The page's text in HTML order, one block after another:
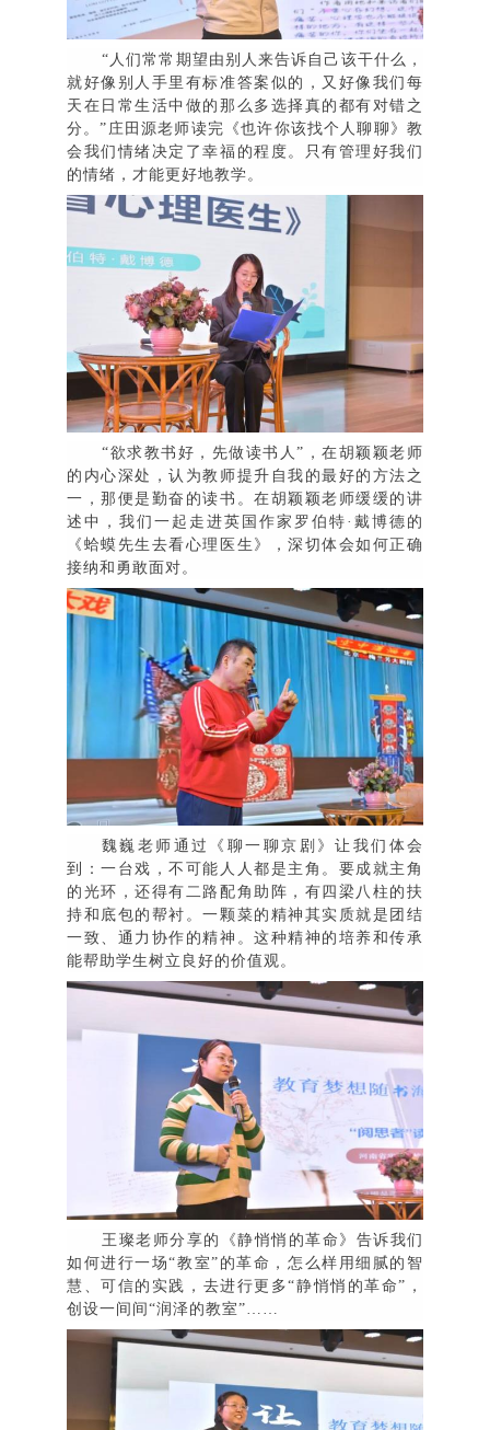
“ 人们常常期望由别人来告诉自己该干什么，
就好像别人手里有标准答案似的，又好像我们每
天在日常生活中做的那么多选择真的都有对错之
分 。” 庄田源老师读完 《也许你该找个人聊聊》教
会我们情绪决定了幸福的程度。只有管理好我们
的情绪，才能更好地教学。
“欲求教书好，先做读书人” ，在胡颖颖老师
的内心深处，认为教师提升自我的最好的方法之
一，那便是勤奋的读书。在胡颖颖老师缓缓的讲
述中，我们一起走进英国作家罗伯特 · 戴博德的
《蛤蟆先生去看心理医生》，深切体会如何正确
接纳和勇敢面对。
魏巍老师通过《聊一聊京剧》让我们体会
到：一台戏，不可能人人都是主角。要成就主角
的光环，还得有二路配角助阵，有四梁八柱的扶
持和底包的帮衬。一颗菜的精神其实质就是团结
一致、通力协作的精神。这种精神的培养和传承
能帮助学生树立良好的价值观。
王璨老师分享的《静悄悄的革命》 告诉我们
如何进行一场“教室” 的革命，怎么样用细腻的智
慧、可信的实践，去进行更多“静悄悄的革命” ，
创设一间间 “润泽的教室”